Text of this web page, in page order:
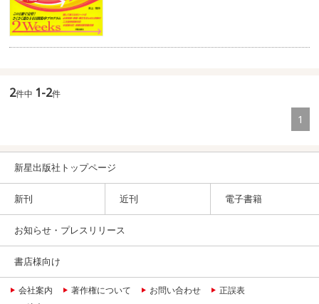
2件中 1-2件
1
新星出版社トップページ
新刊 近刊 電子書籍
お知らせ・プレスリリース
書店様向け
会社案内 著作権について お問い合わせ
正誤表